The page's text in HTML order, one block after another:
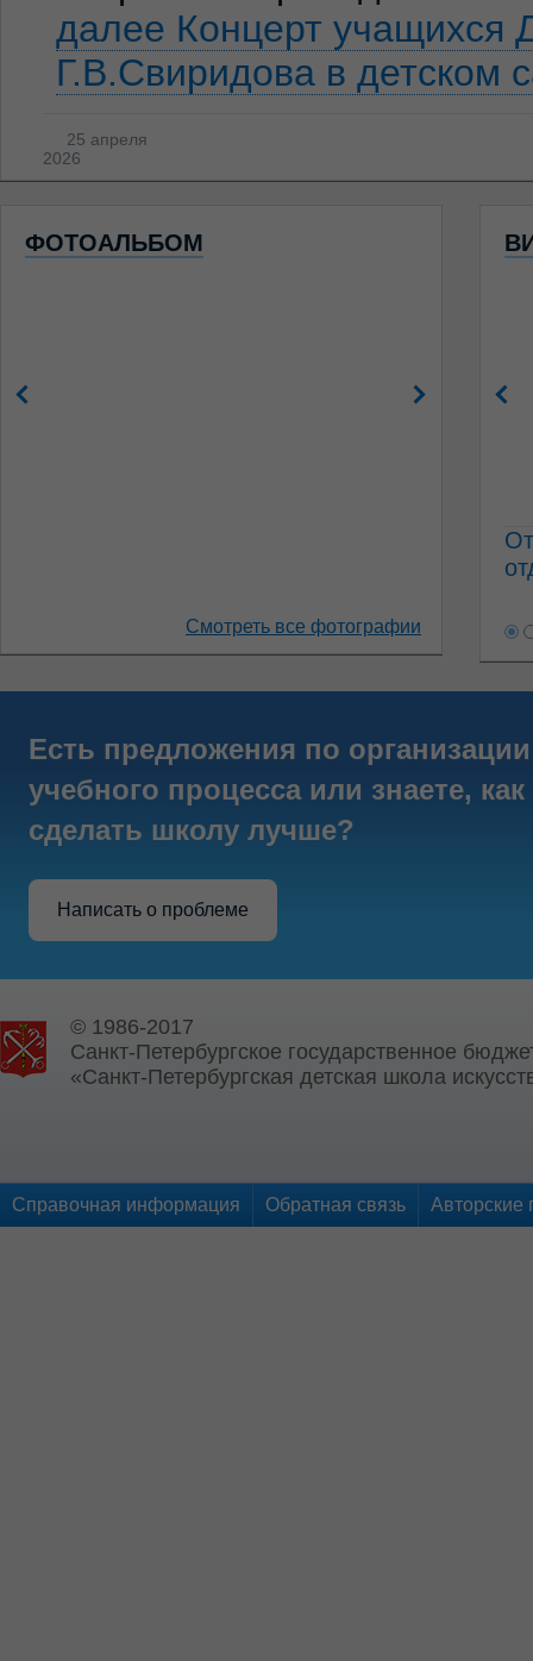
далее Концерт
Г.В.Свиридова в детском
25 апреля
2026
ФОТОАЛЬБОМ
Смотреть все фотографии
Есть предложения по организации
учебного процесса или знаете, как
сделать школу лучше?
Написать о проблеме
© 1986-2017
Санкт-Петербургское государственное
«Санкт-Петербургская детская школа
Справочная информация Обратная связь Авторские